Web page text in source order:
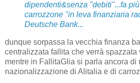
dipendenti&senza "debiti"...fa
carrozzone "in leva finanziaria
Deutsche Bank...
dunque sorpassa la vecchia finanza
centralizzata fallita che verrà spazzata
mentre in FallitaGlia si parla ancora di
nazionalizzazione di Alitalia e di